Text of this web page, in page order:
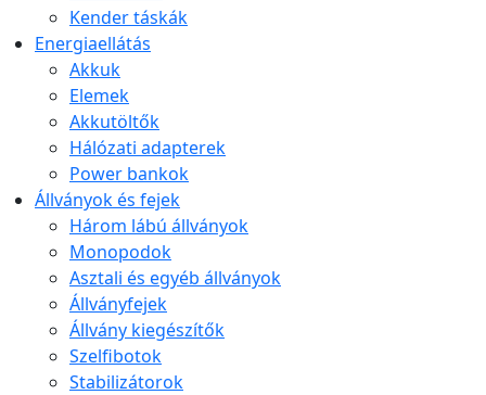
Kender táskák
Energiaellátás
Akkuk
Elemek
Akkutöltők
Hálózati adapterek
Power bankok
Állványok és fejek
Három lábú állványok
Monopodok
Asztali és egyéb állványok
Állványfejek
Állvány kiegészítők
Szelfibotok
Stabilizátorok